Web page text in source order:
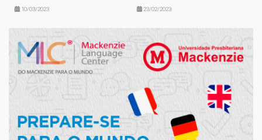
10/03/2023 23/02/2023